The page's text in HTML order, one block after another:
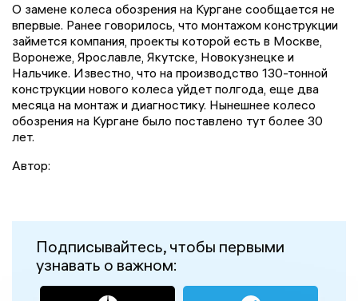
О замене колеса обозрения на Кургане сообщается не
впервые. Ранее говорилось, что монтажом конструкции
займется компания, проекты которой есть в Москве,
Воронеже, Ярославле, Якутске, Новокузнецке и
Нальчике. Известно, что на производство 130-тонной
конструкции нового колеса уйдет полгода, еще два
месяца на монтаж и диагностику. Нынешнее колесо
обозрения на Кургане было поставлено тут более 30
лет.
Автор:
Подписывайтесь, чтобы первыми
узнавать о важном: